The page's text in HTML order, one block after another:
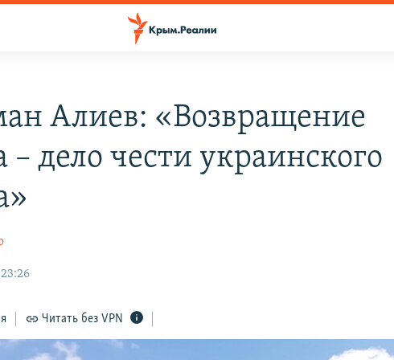
Алиев: «Возвращение
дело чести украинского
Читать без VPN